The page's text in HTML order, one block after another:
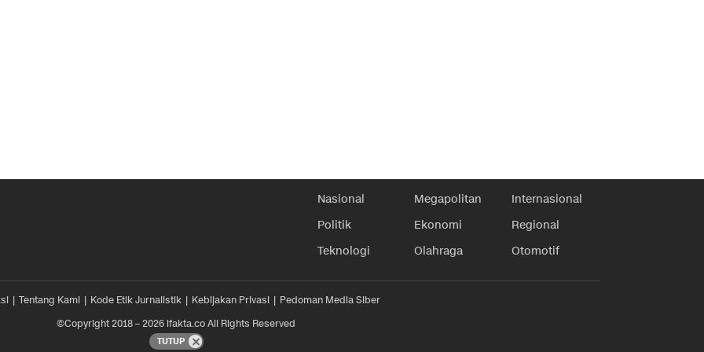
Nasional Megapolitan
Internasional
Politik
Ekonomi
Regional
Teknologi
Olahraga Otomotif
Tentang Kami Kode Etik Jurnalistik Kebijakan Privasi
Pedoman Media Siber
©Copyright 2018 – 2026 ifakta.co All Rights Reserved
TUTUP